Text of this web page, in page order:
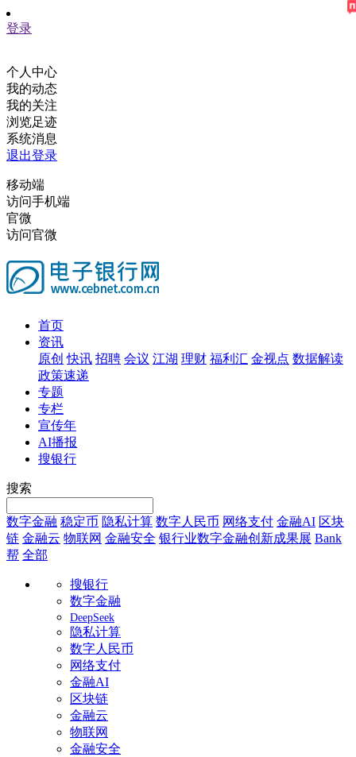
登录
个人中心
我的动态
我的关注
浏览足迹
系统消息
退出登录
移动端
访问手机端
官微
访问官微
首页
资讯
原创 快讯 招聘 会议 江湖 理财 福利汇 金视点 数据解读
政策速递
专题
专栏
宣传年
AI播报
搜银行
搜索
数字金融 稳定币 隐私计算 数字人民币 网络支付 金融AI 区块
链 金融云 物联网 金融安全 银行业数字金融创新成果展 Bank
帮 全部
搜银行
数字金融
DeepSeek
隐私计算
数字人民币
网络支付
金融AI
区块链
金融云
物联网
金融安全